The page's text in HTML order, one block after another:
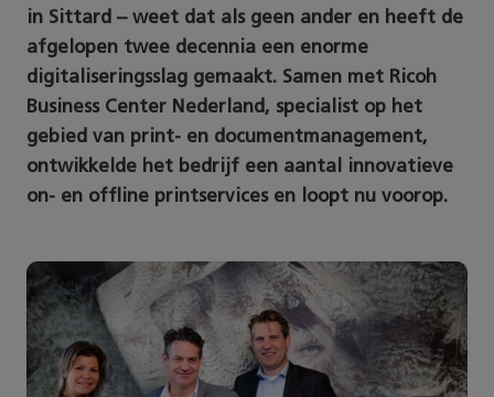
in Sittard – weet dat als geen ander en heeft de
afgelopen twee decennia een enorme
digitaliseringsslag gemaakt. Samen met Ricoh
Business Center Nederland, specialist op het
gebied van print- en documentmanagement,
ontwikkelde het bedrijf een aantal innovatieve
on- en offline printservices en loopt nu voorop.